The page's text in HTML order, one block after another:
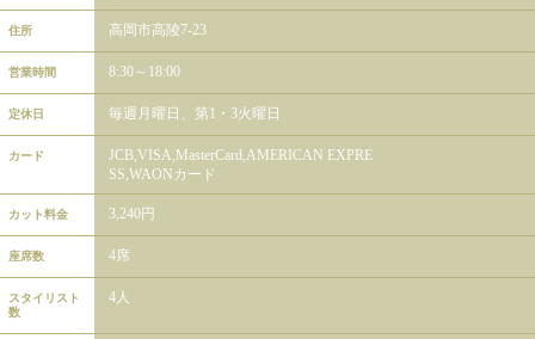
住所 高岡市高陵7-23
営業時間 8:30～18:00
定休日 毎週月曜日、第1・3火曜日
カード
JCB,VISA,MasterCard,AMERICAN EXPRE
SS,WAONカード
カット料金 3,240円
座席数 4席
スタイリスト
数
4人